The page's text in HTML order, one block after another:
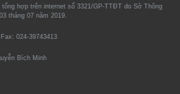
hợp trên internet số 3321/GP-TTĐT do Sở Thông
tháng 07 năm 2019.
024-39743413
Bích Minh